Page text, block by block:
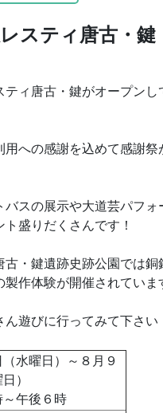
スティ唐古・鍵
ティ唐古・鍵がオープンし
用への感謝を込めて感謝祭
バスの展示や大道芸パフォ
ト盛りだくさんです！
古・鍵遺跡史跡公園では銅
製作体験が開催されていま
ん遊びに行ってみて下さい
（水曜日）～８月９
）
午後６時